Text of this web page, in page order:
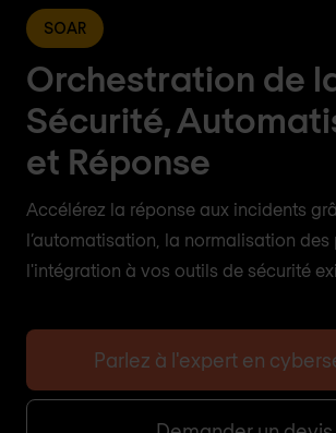
SOAR
Orchestration de
Sécurité,
et Réponse
Accélérez la réponse aux incidents
l’automatisation, la normalisation des
l'intégration à vos outils de sécurité
Parlez à l'expert en